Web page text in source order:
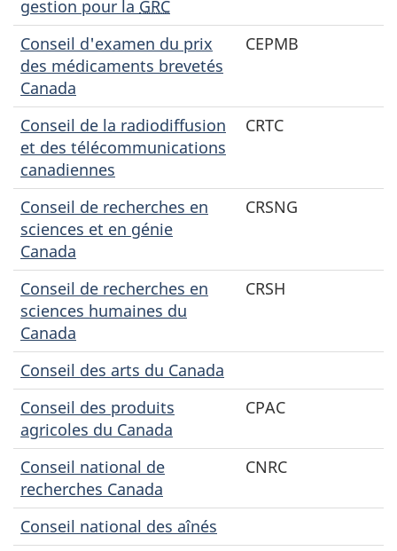
gestion pour la GRC
Conseil d'examen du prix
des médicaments brevetés
Canada
CEPMB
Conseil de la radiodiffusion
et des télécommunications
canadiennes
CRTC
Conseil de recherches en
sciences et en génie
Canada
CRSNG
Conseil de recherches en
sciences humaines du
Canada
CRSH
Conseil des arts du Canada
Conseil des produits
agricoles du Canada
CPAC
Conseil national de
recherches Canada
CNRC
Conseil national des aînés